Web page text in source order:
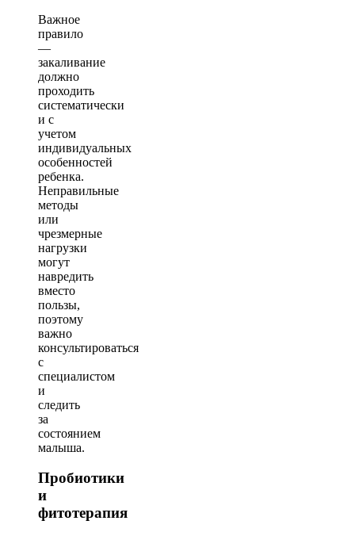
Важное
правило
—
закаливание
должно
проходить
систематически
и с
учетом
индивидуальных
особенностей
ребенка.
Неправильные
методы
или
чрезмерные
нагрузки
могут
навредить
вместо
пользы,
поэтому
важно
консультироваться
с
специалистом
и
следить
за
состоянием
малыша.
Пробиотики
и
фитотерапия